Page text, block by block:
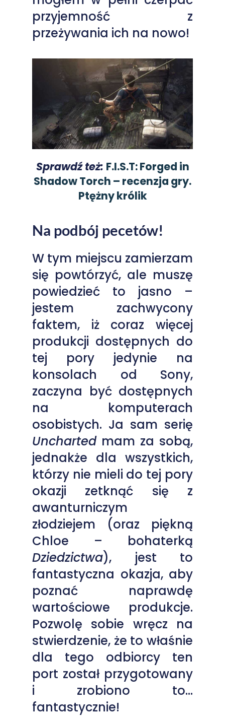
przyjemność z
przeżywania ich na nowo!
Sprawdź też: F.I.S.T: Forged in
Shadow Torch – recenzja gry.
Ptężny królik
Na podbój pecetów!
W tym miejscu zamierzam
się powtórzyć, ale muszę
powiedzieć to jasno –
jestem zachwycony
faktem, iż coraz więcej
produkcji dostępnych do
tej pory jedynie na
konsolach od Sony,
zaczyna być dostępnych
na komputerach
osobistych. Ja sam serię
Unchartedmam za sobą,
jednakże dla wszystkich,
którzy nie mieli do tej pory
okazji zetknąć się z
awanturniczym
złodziejem (oraz piękną
Chloe – bohaterką
Dziedzictwa), jest to
fantastyczna okazja, aby
poznać naprawdę
wartościowe produkcje.
Pozwolę sobie wręcz na
stwierdzenie, że to właśnie
dla tego odbiorcy ten
port został przygotowany
i zrobiono to…
fantastycznie!